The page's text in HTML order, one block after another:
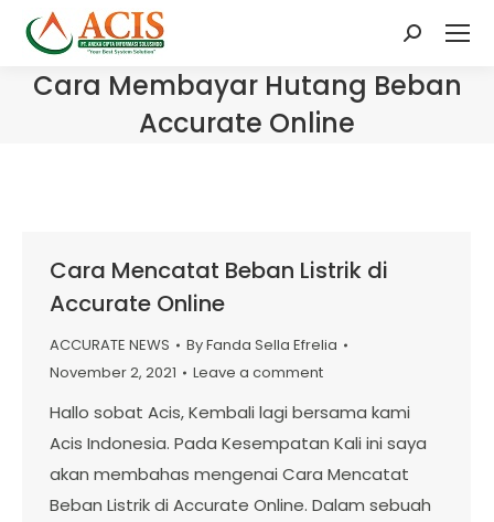
Search:
Cara Membayar Hutang Beban
Accurate Online
Cara Mencatat Beban Listrik di
Accurate Online
ACCURATE NEWS ByFanda Sella Efrelia
November 2, 2021
Leave a comment
Hallo sobat Acis, Kembali lagi bersama kami
Acis Indonesia. Pada Kesempatan Kali ini saya
akan membahas mengenai Cara Mencatat
Beban Listrik di Accurate Online. Dalam sebuah